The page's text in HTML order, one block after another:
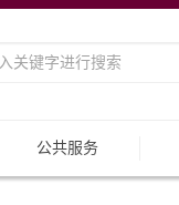
公共服务